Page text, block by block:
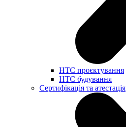
НТС проєктування
НТС будування
Сертифікація та атестація